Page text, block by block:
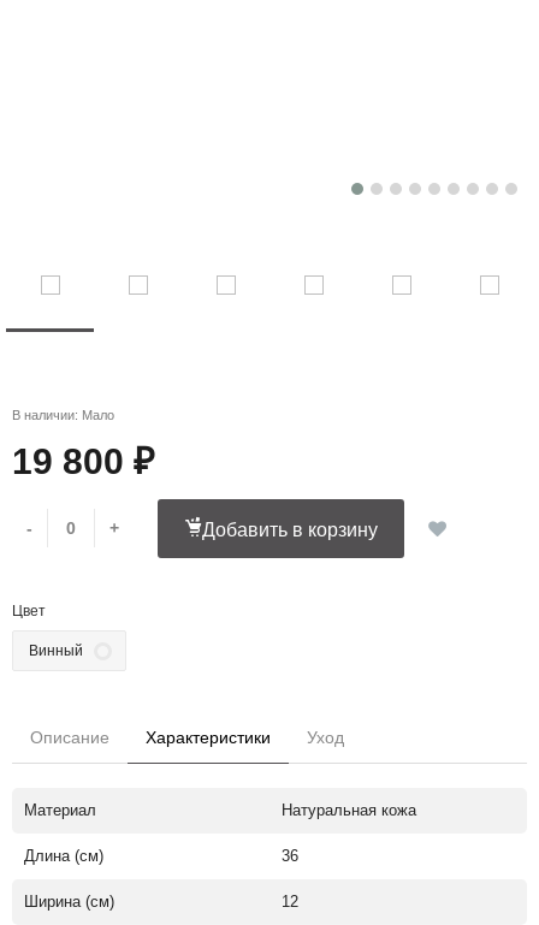
В наличии: Мало
19 800 ₽
- + Добавить в корзину
Цвет
Винный
Описание Характеристики Уход
Материал Натуральная кожа
Длина (см) 36
Ширина (см) 12